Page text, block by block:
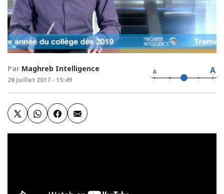
Par Maghreb Intelligence
28 Juillet 2017 - 15:49
A A